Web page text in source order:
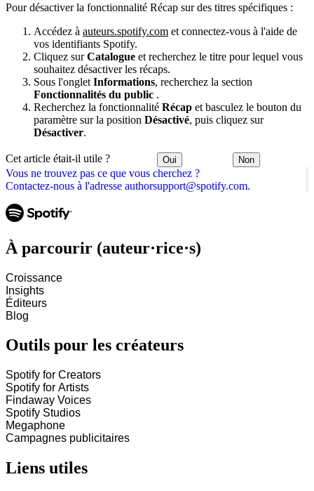
Vous ne trouvez pas ce que vous cherchez ?
Contactez-nous à l'adresse authorsupport@spotify.com.
Pour désactiver la fonctionnalité Récap sur des titres spécifiques :
Accédez à auteurs.spotify.com et connectez-vous à l'aide de
vos identifiants Spotify.
Cliquez surCatalogue et recherchez le titre pour lequel vous
souhaitez désactiver les récaps.
Sous l'onglet Informations, recherchez la section
Fonctionnalités du public .
Recherchez la fonctionnalité Récap et basculez le bouton du
paramètre sur la position Désactivé, puis cliquez sur
Désactiver.
Cet article était-il utile ? Oui Non
À parcourir (auteur·rice·s)
Croissance
Insights
Éditeurs
Blog
Outils pour les créateurs
Spotify for Creators
Spotify for Artists
Findaway Voices
Spotify Studios
Megaphone
Campagnes publicitaires
Liens utiles